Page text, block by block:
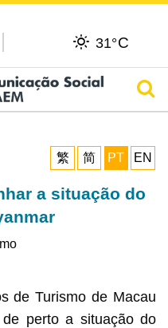
31°C
繁
简 PT EN
a situação do
de Turismo de Macau
perto a situação do